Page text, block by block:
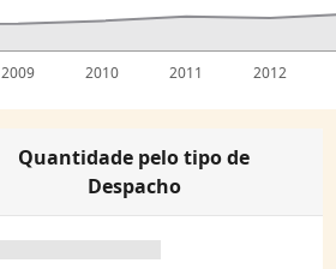
2009 2010 2011 2012
Quantidade pelo tipo de
Despacho